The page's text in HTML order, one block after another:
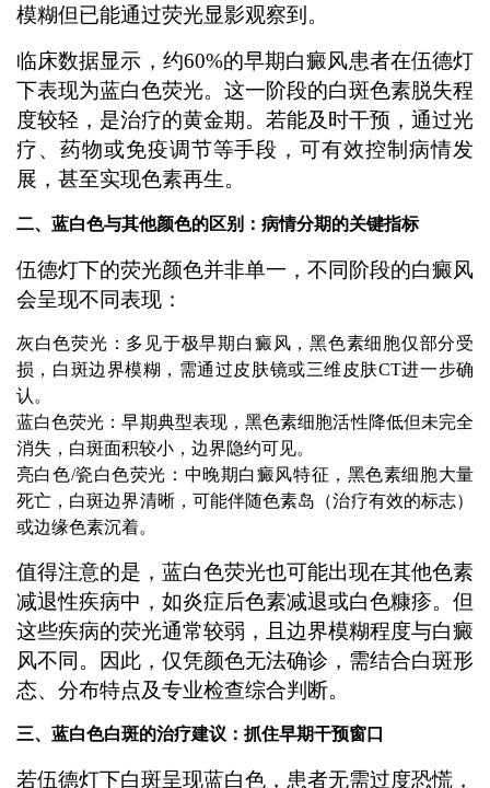
模糊但已能通过荧光显影观察到。
临床数据显示，约60%的早期白癜风患者在伍德灯
下表现为蓝白色荧光。这一阶段的白斑色素脱失程
度较轻，是治疗的黄金期。若能及时干预，通过光
疗、药物或免疫调节等手段，可有效控制病情发
展，甚至实现色素再生。
二、蓝白色与其他颜色的区别：病情分期的关键指标
伍德灯下的荧光颜色并非单一，不同阶段的白癜风
会呈现不同表现：
灰白色荧光：多见于极早期白癜风，黑色素细胞仅部分受
损，白斑边界模糊，需通过皮肤镜或三维皮肤CT进一步确
认。
蓝白色荧光：早期典型表现，黑色素细胞活性降低但未完全
消失，白斑面积较小，边界隐约可见。
亮白色/瓷白色荧光：中晚期白癜风特征，黑色素细胞大量
死亡，白斑边界清晰，可能伴随色素岛（治疗有效的标志）
或边缘色素沉着。
值得注意的是，蓝白色荧光也可能出现在其他色素
减退性疾病中，如炎症后色素减退或白色糠疹。但
这些疾病的荧光通常较弱，且边界模糊程度与白癜
风不同。因此，仅凭颜色无法确诊，需结合白斑形
态、分布特点及专业检查综合判断。
三、蓝白色白斑的治疗建议：抓住早期干预窗口
若伍德灯下白斑呈现蓝白色，患者无需过度恐慌，